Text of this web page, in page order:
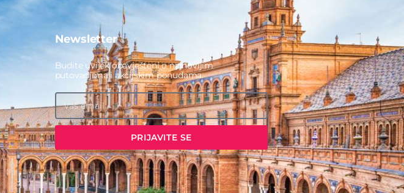
Newsletter
Budite uvijek obavješteni o najnovijim
putovanjima i akcijskim ponudama.
PRIJAVITE SE